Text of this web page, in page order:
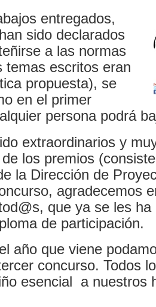
entregados,
sido declarados
a las normas
temas escritos eran
propuesta), se
en el primer
persona podrá
extraordinarios y
los premios
la Dirección de
agradecemos
que ya se les ha
de participación.
año que viene
concurso. Todos
esencial a nuestros